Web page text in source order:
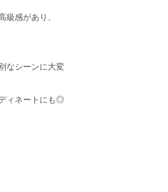
感があり、
なシーンに大変
ィネートにも◎